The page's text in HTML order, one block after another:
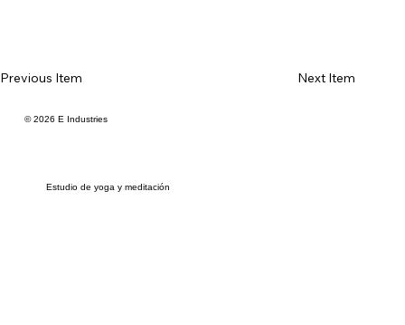
Previous Item Next Item
Estudio de yoga y meditación
© 2026 E Industries